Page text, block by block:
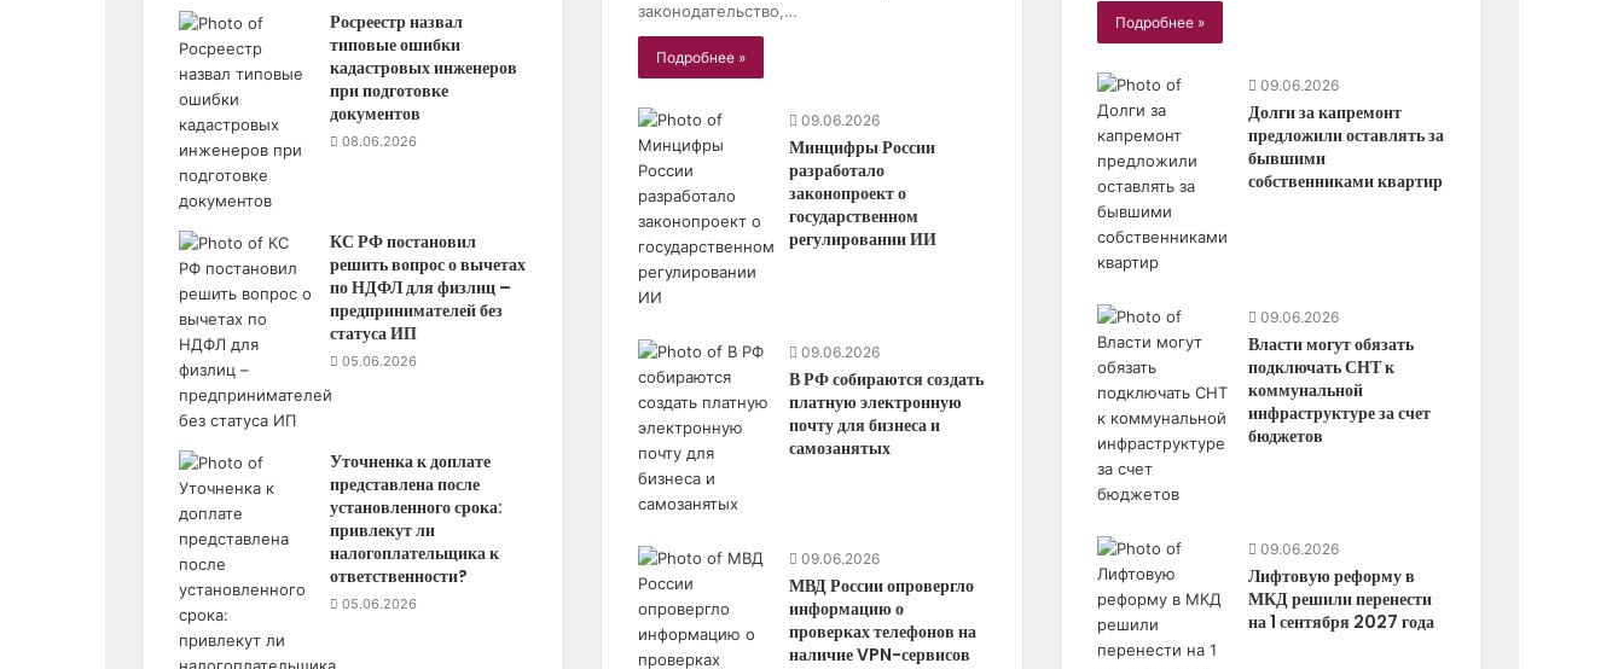
законодательство,…
Подробнее »
09.06.2026
Минцифры России
разработало
законопроект о
государственном
регулировании ИИ
09.06.2026
В РФ собираются создать
платную электронную
почту для бизнеса и
самозанятых
09.06.2026
МВД России опровергло
информацию о
проверках телефонов на
наличие VPN-сервисов
Подробнее »
09.06.2026
Долги за капремонт
предложили оставлять за
бывшими
собственниками квартир
09.06.2026
Власти могут обязать
подключать СНТ к
коммунальной
инфраструктуре за счет
бюджетов
09.06.2026
Лифтовую реформу в
МКД решили перенести
на 1 сентября 2027 года
Росреестр назвал
типовые ошибки
кадастровых инженеров
при подготовке
документов
08.06.2026
КС РФ постановил
решить вопрос о вычетах
по НДФЛ для физлиц –
предпринимателей без
статуса ИП
05.06.2026
Уточненка к доплате
представлена после
установленного срока:
привлекут ли
налогоплательщика к
ответственности?
05.06.2026